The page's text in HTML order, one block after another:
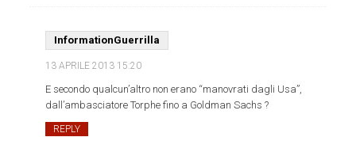
InformationGuerrilla
13 APRILE 2013 15:20
E secondo qualcun’altro non erano “manovrati dagli Usa”,
dall’ambasciatore Torphe fino a Goldman Sachs ?
REPLY